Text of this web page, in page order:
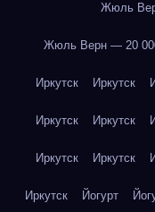
Жюль
Жюль Верн — 20
Иркутск Иркутск
Иркутск Иркутск
Иркутск Иркутск
Иркутск Йогурт